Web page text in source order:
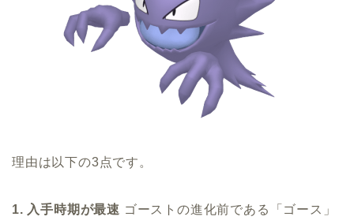
理由は以下の3点です。
1. 入手時期が最速 ゴーストの進化前である「ゴース」